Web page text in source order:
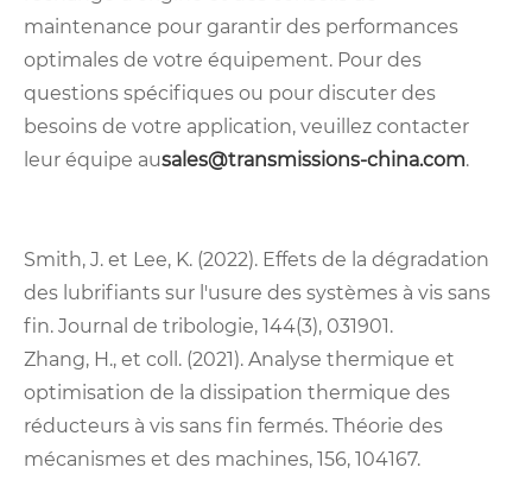
maintenance pour garantir des performances
optimales de votre équipement. Pour des
questions spécifiques ou pour discuter des
besoins de votre application, veuillez contacter
leur équipe ausales@transmissions-china.com.
Smith, J. et Lee, K. (2022). Effets de la dégradation
des lubrifiants sur l'usure des systèmes à vis sans
fin. Journal de tribologie, 144(3), 031901.
Zhang, H., et coll. (2021). Analyse thermique et
optimisation de la dissipation thermique des
réducteurs à vis sans fin fermés. Théorie des
mécanismes et des machines, 156, 104167.